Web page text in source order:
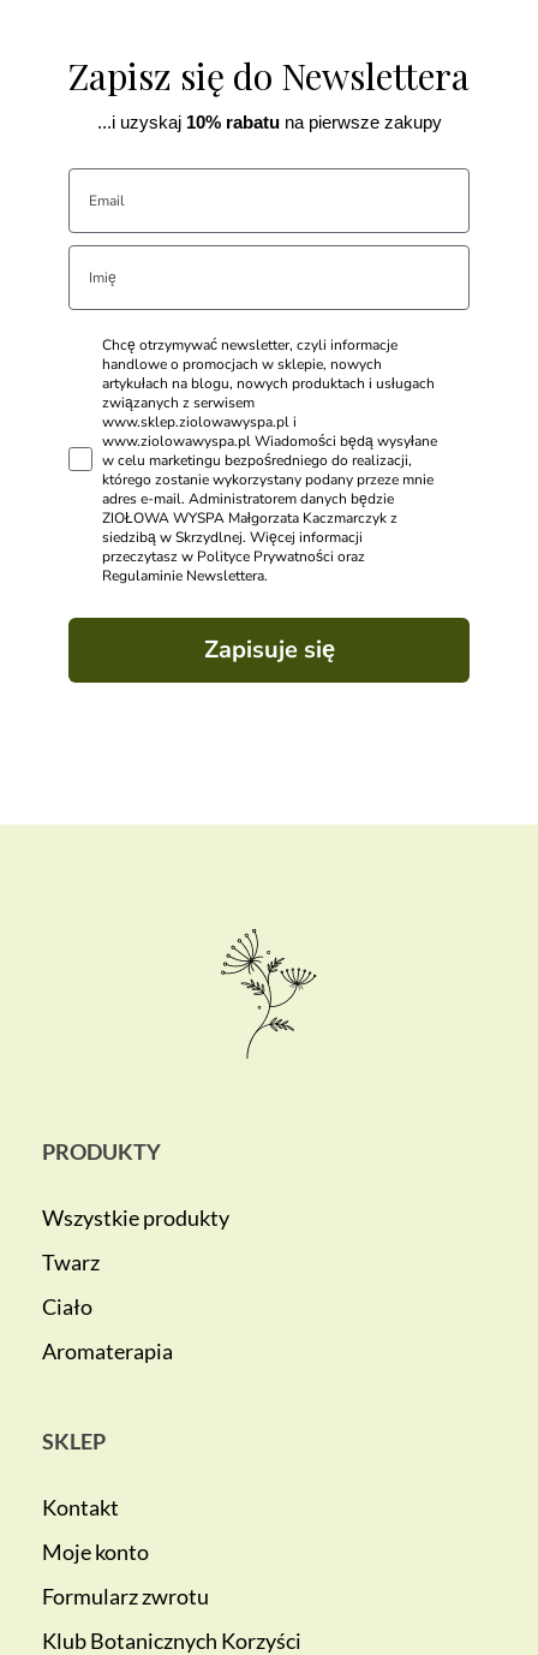
Zapisz się do Newslettera
...i uzyskaj10% rabatuna pierwsze zakupy
Chcę otrzymywać newsletter, czyli informacje
handlowe o promocjach w sklepie, nowych
artykułach na blogu, nowych produktach i usługach
związanych z serwisem
www.sklep.ziolowawyspa.pl i
www.ziolowawyspa.pl Wiadomości będą wysyłane
w celu marketingu bezpośredniego do realizacji,
którego zostanie wykorzystany podany przeze mnie
adres e-mail. Administratorem danych będzie
ZIOŁOWA WYSPA Małgorzata Kaczmarczyk z
siedzibą w Skrzydlnej. Więcej informacji
przeczytasz w Polityce Prywatności oraz
Regulaminie Newslettera.
Zapisuje się
PRODUKTY
Wszystkie produkty
Twarz
Ciało
Aromaterapia
SKLEP
Kontakt
Moje konto
Formularz zwrotu
Klub Botanicznych Korzyści